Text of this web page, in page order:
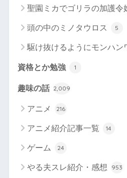
聖園ミカでゴリラの加護令
頭の中のミノタウロス 5
駆け抜けるようにモンハン
資格とか勉強 1
趣味の話 2,009
アニメ 216
アニメ紹介記事一覧 14
ゲーム 24
やる夫スレ紹介・感想 953